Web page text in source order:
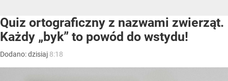
Quiz ortograficzny z nazwami zwierząt.
Każdy „byk” to powód do wstydu!
Dodano:dzisiaj 8:18